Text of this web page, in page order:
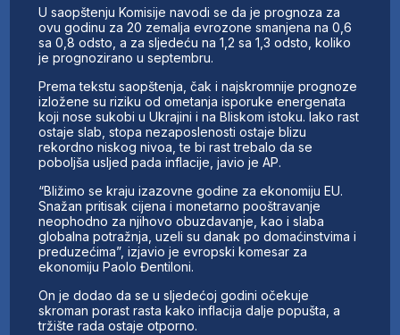
U saopštenju Komisije navodi se da je prognoza za
ovu godinu za 20 zemalja evrozone smanjena na 0,6
sa 0,8 odsto, a za sljedeću na 1,2 sa 1,3 odsto, koliko
je prognozirano u septembru.
Prema tekstu saopštenja, čak i najskromnije prognoze
izložene su riziku od ometanja isporuke energenata
koji nose sukobi u Ukrajini i na Bliskom istoku. Iako rast
ostaje slab, stopa nezaposlenosti ostaje blizu
rekordno niskog nivoa, te bi rast trebalo da se
poboljša usljed pada inflacije, javio je AP.
“Bližimo se kraju izazovne godine za ekonomiju EU.
Snažan pritisak cijena i monetarno pooštravanje
neophodno za njihovo obuzdavanje, kao i slaba
globalna potražnja, uzeli su danak po domaćinstvima i
preduzećima”, izjavio je evropski komesar za
ekonomiju Paolo Đentiloni.
On je dodao da se u sljedećoj godini očekuje
skroman porast rasta kako inflacija dalje popušta, a
tržište rada ostaje otporno.